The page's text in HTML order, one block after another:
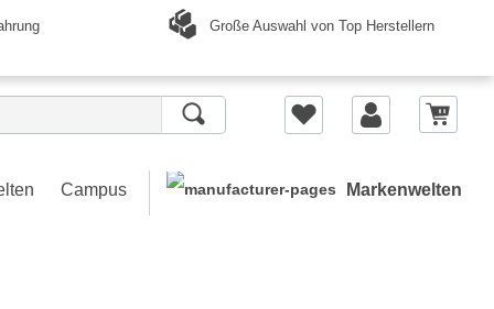
Große Auswahl von Top Herstellern
Campus Markenwelten